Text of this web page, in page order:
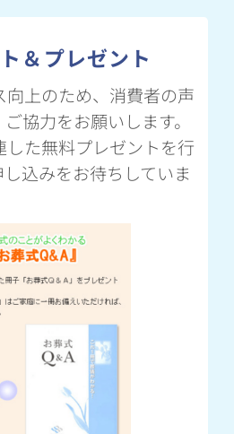
＆プレゼント
上のため、消費者の声
協力をお願いします。
した無料プレゼントを行
込みをお待ちしていま